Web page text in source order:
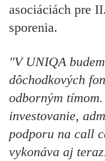
asociáciách pre
sporenia.
"V UNIQA
dôchodkových
odborným
investovanie,
podporu na call
vykonáva aj